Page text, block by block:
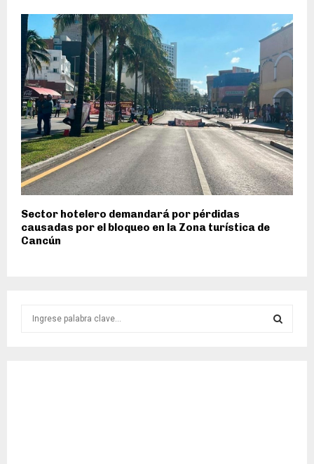
Sector hotelero demandará por pérdidas
causadas por el bloqueo en la Zona turística de
Cancún